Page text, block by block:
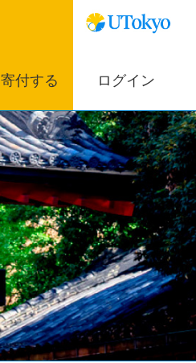
寄付する ログイン